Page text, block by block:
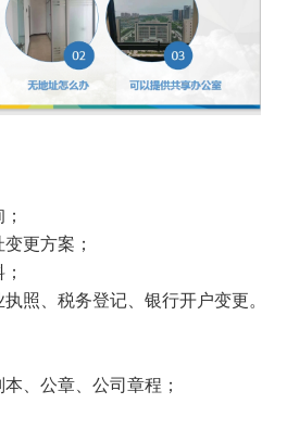
更方案；
执照、税务登记、银行开户变更。
本、公章、公司章程；